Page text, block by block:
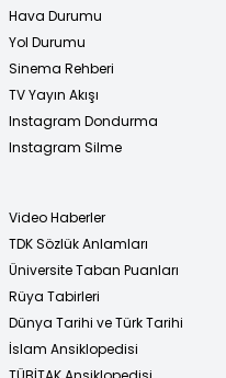
Hava Durumu
Yol Durumu
Sinema Rehberi
TV Yayın Akışı
Instagram Dondurma
Instagram Silme
Video Haberler
TDK Sözlük Anlamları
Üniversite Taban Puanları
Rüya Tabirleri
Dünya Tarihi ve Türk Tarihi
İslam Ansiklopedisi